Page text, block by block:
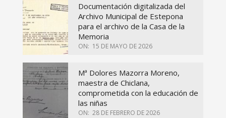
Documentación digitalizada del
Archivo Municipal de Estepona
para el archivo de la Casa de la
Memoria
ON: 15 DE MAYO DE 2026
Mª Dolores Mazorra Moreno,
maestra de Chiclana,
comprometida con la educación de
las niñas
ON: 28 DE FEBRERO DE 2026